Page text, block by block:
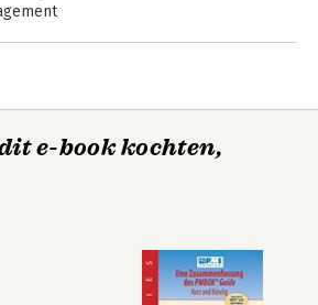
Management
e-book kochten,